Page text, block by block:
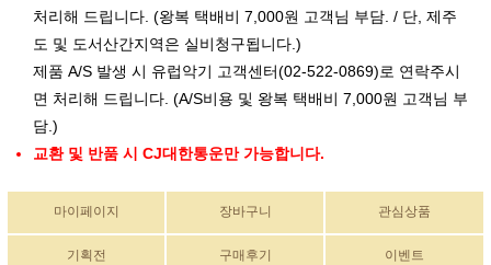
처리해 드립니다. (왕복 택배비 7,000원 고객님 부담. / 단, 제주
도 및 도서산간지역은 실비청구됩니다.)
제품 A/S 발생 시 유럽악기 고객센터(02-522-0869)로 연락주시
면 처리해 드립니다. (A/S비용 및 왕복 택배비 7,000원 고객님 부
담.)
교환 및 반품 시 CJ대한통운만 가능합니다.
마이페이지 장바구니 관심상품
기획전 구매후기 이벤트